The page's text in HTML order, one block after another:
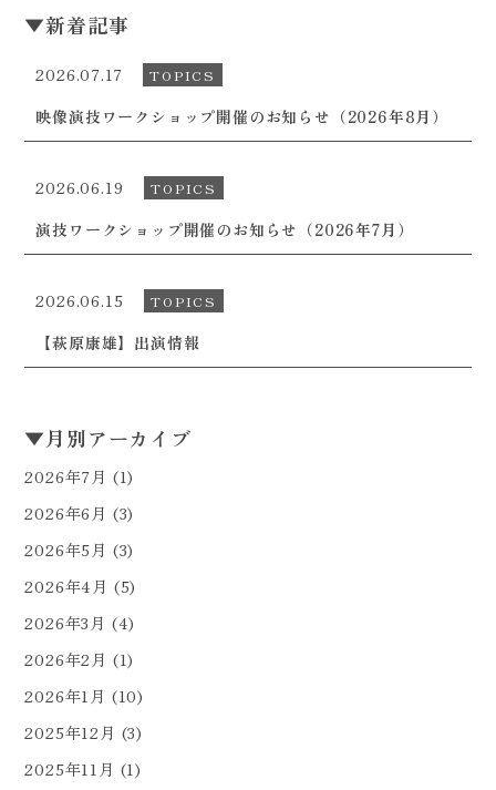
▼新着記事
2026.07.17 TOPICS
映像演技ワークショップ開催のお知らせ（2026年8月）
2026.06.19 TOPICS
演技ワークショップ開催のお知らせ（2026年7月）
2026.06.15 TOPICS
【萩原康雄】出演情報
▼月別アーカイブ
2026年7月 (1)
2026年6月 (3)
2026年5月 (3)
2026年4月 (5)
2026年3月 (4)
2026年2月 (1)
2026年1月 (10)
2025年12月 (3)
2025年11月 (1)